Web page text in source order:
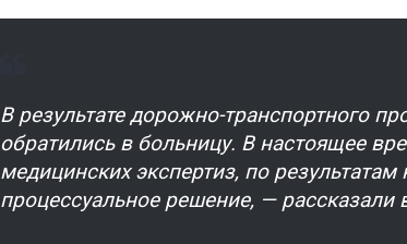
В результате дорожно-транспортного
обратились в больницу. В настоящее
медицинских экспертиз, по
процессуальное решение, — рассказали